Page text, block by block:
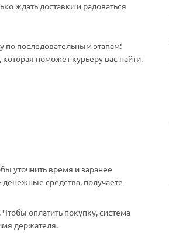
ждать доставки и радоваться
последовательным этапам:
поможет курьеру вас найти.
уточнить время и заранее
средства, получаете
оплатить покупку, система
держателя.